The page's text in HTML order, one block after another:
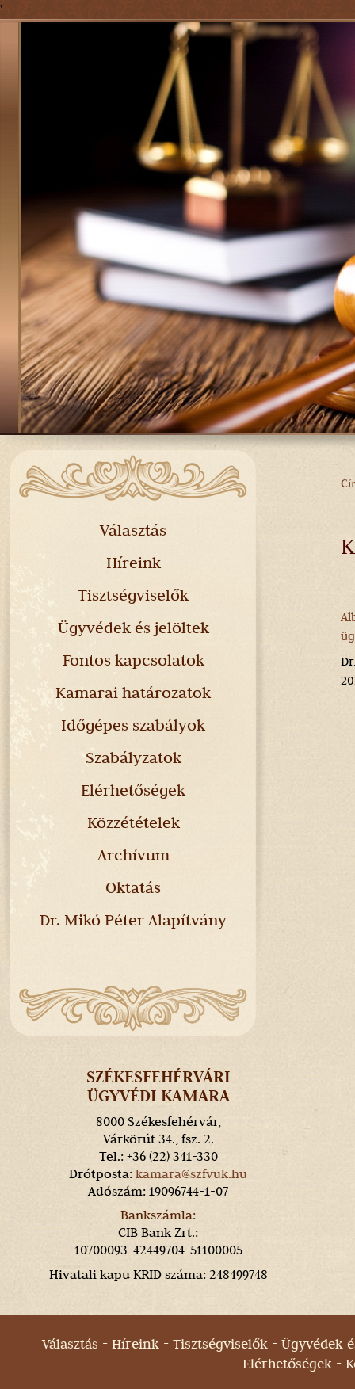
'
Választás
Híreink
Tisztségviselők
Ügyvédek és jelöltek
Fontos kapcsolatok
Kamarai határozatok
Időgépes szabályok
Szabályzatok
Elérhetőségek
Közzétételek
Archívum
Oktatás
Dr. Mikó Péter Alapítvány
SZÉKESFEHÉRVÁRI
ÜGYVÉDI KAMARA
8000 Székesfehérvár,
Várkörút 34., fsz. 2.
Tel.: +36 (22) 341-330
Drótposta:kamara@szfvuk.hu
Adószám: 19096744-1-07
Bankszámla:
CIB Bank Zrt.:
10700093-42449704-51100005
Hivatali kapu KRID száma: 248499748
Választás Híreink Tisztségviselők
Ügyvédek
Elérhetőségek